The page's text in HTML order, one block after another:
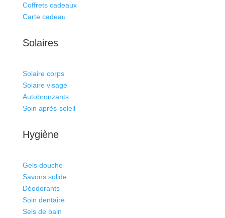
Coffrets cadeaux
Carte cadeau
Solaires
Solaire corps
Solaire visage
Autobronzants
Soin après-soleil
Hygiène
Gels douche
Savons solide
Déodorants
Soin dentaire
Sels de bain